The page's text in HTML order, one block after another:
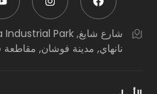
نانهاي, مدينة فوشان, مقاطعة